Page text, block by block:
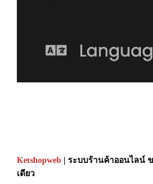
Ketshopweb | ระบบร้านค้าออนไลน์
เดียว